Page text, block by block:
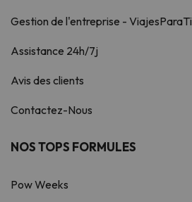
Gestion de l'entreprise - ViajesParaTi
Assistance 24h/7j
Avis des clients
Contactez-Nous
NOS TOPS FORMULES
Pow Weeks